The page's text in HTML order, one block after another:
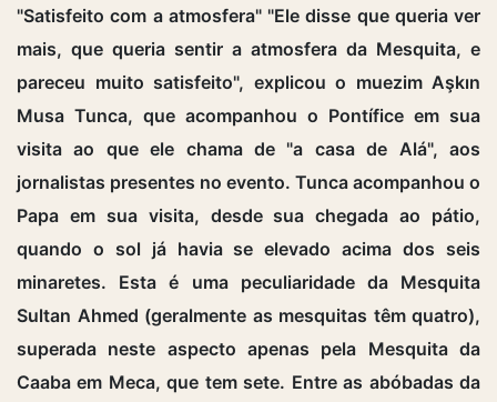
"Satisfeito com a atmosfera" "Ele disse que queria ver
mais, que queria sentir a atmosfera da Mesquita, e
pareceu muito satisfeito", explicou o muezim Aşkın
Musa Tunca, que acompanhou o Pontífice em sua
visita ao que ele chama de "a casa de Alá", aos
jornalistas presentes no evento. Tunca acompanhou o
Papa em sua visita, desde sua chegada ao pátio,
quando o sol já havia se elevado acima dos seis
minaretes. Esta é uma peculiaridade da Mesquita
Sultan Ahmed (geralmente as mesquitas têm quatro),
superada neste aspecto apenas pela Mesquita da
Caaba em Meca, que tem sete. Entre as abóbadas da